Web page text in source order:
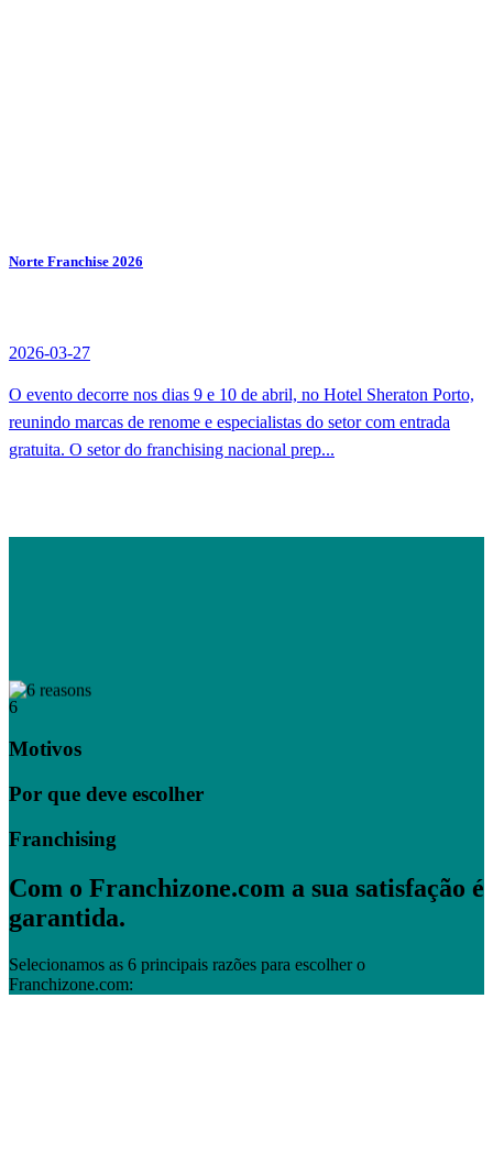
Norte Franchise 2026
2026-03-27
O evento decorre nos dias 9 e 10 de abril, no Hotel Sheraton Porto,
reunindo marcas de renome e especialistas do setor com entrada
gratuita. O setor do franchising nacional prep...
6
Motivos
Por que deve escolher
Franchising
Com o Franchizone.com a sua satisfação é
garantida.
Selecionamos as 6 principais razões para escolher o
Franchizone.com: